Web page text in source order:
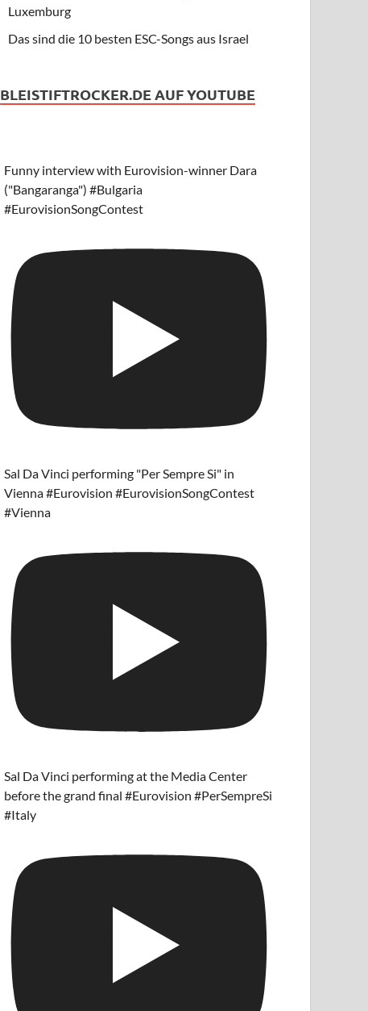
Luxemburg
Das sind die 10 besten ESC-Songs aus Israel
BLEISTIFTROCKER.DE AUF YOUTUBE
Funny interview with Eurovision-winner Dara
("Bangaranga") #Bulgaria
#EurovisionSongContest
Sal Da Vinci performing "Per Sempre Si" in
Vienna #Eurovision #EurovisionSongContest
#Vienna
Sal Da Vinci performing at the Media Center
before the grand final #Eurovision #PerSempreSi
#Italy